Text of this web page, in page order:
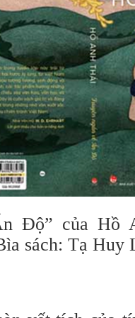
Độ” của Hồ
sách: Tạ Huy